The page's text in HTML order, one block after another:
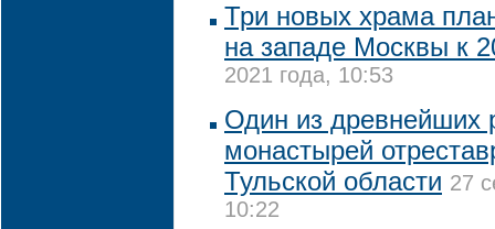
Три новых храма
на западе Москвы к
2021 года, 10:53
Один из древнейших
монастырей
Тульской области 27
10:22